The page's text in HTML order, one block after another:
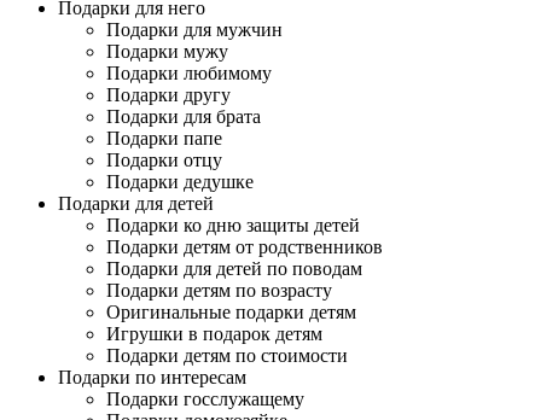
Подарки для него
Подарки для мужчин
Подарки мужу
Подарки любимому
Подарки другу
Подарки для брата
Подарки папе
Подарки отцу
Подарки дедушке
Подарки для детей
Подарки ко дню защиты детей
Подарки детям от родственников
Подарки для детей по поводам
Подарки детям по возрасту
Оригинальные подарки детям
Игрушки в подарок детям
Подарки детям по стоимости
Подарки по интересам
Подарки госслужащему